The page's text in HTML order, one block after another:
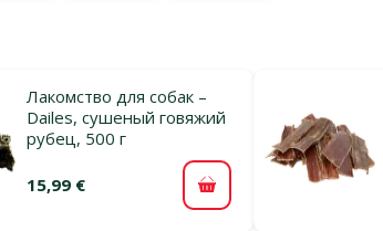
Лакомство для собак –
Dailes, сушеный говяжий
рубец, 500 г
15,99 € В корзину